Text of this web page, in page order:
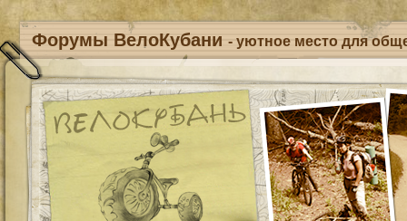
Форумы ВелоКубани - уютное место для